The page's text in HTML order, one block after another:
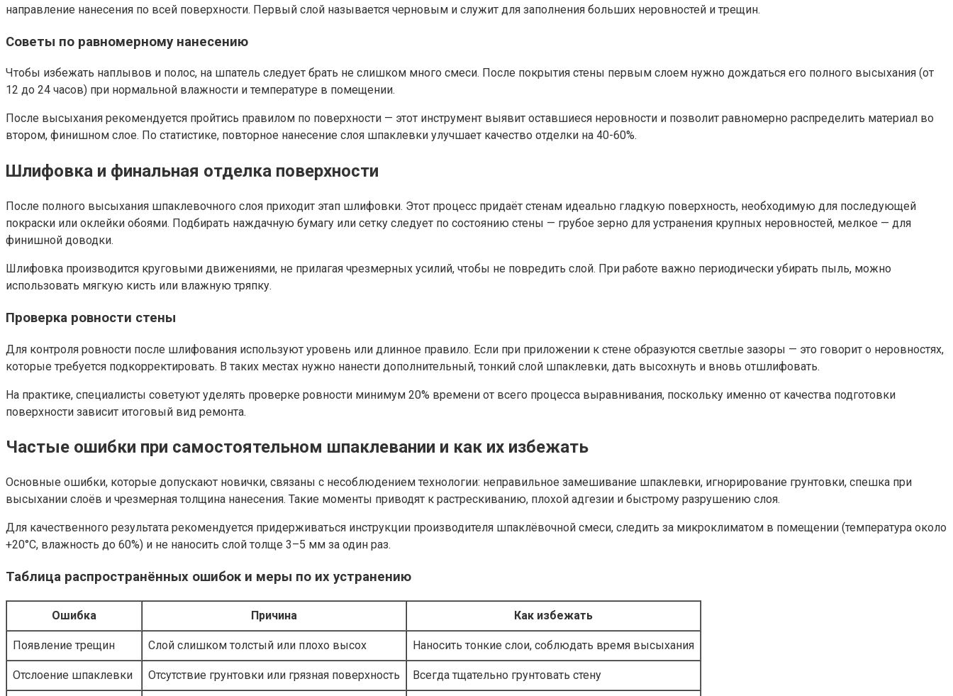
направление нанесения по всей поверхности. Первый слой называется черновым и служит для заполнения больших неровностей и трещин.
Советы по равномерному нанесению
Чтобы избежать наплывов и полос, на шпатель следует брать не слишком много смеси. После покрытия стены первым слоем нужно дождаться его полного высыхания (от
12 до 24 часов) при нормальной влажности и температуре в помещении.
После высыхания рекомендуется пройтись правилом по поверхности — этот инструмент выявит оставшиеся неровности и позволит равномерно распределить материал во
втором, финишном слое. По статистике, повторное нанесение слоя шпаклевки улучшает качество отделки на 40-60%.
Шлифовка и финальная отделка поверхности
После полного высыхания шпаклевочного слоя приходит этап шлифовки. Этот процесс придаёт стенам идеально гладкую поверхность, необходимую для последующей
покраски или оклейки обоями. Подбирать наждачную бумагу или сетку следует по состоянию стены — грубое зерно для устранения крупных неровностей, мелкое — для
финишной доводки.
Шлифовка производится круговыми движениями, не прилагая чрезмерных усилий, чтобы не повредить слой. При работе важно периодически убирать пыль, можно
использовать мягкую кисть или влажную тряпку.
Проверка ровности стены
Для контроля ровности после шлифования используют уровень или длинное правило. Если при приложении к стене образуются светлые зазоры — это говорит о неровностях,
которые требуется подкорректировать. В таких местах нужно нанести дополнительный, тонкий слой шпаклевки, дать высохнуть и вновь отшлифовать.
На практике, специалисты советуют уделять проверке ровности минимум 20% времени от всего процесса выравнивания, поскольку именно от качества подготовки
поверхности зависит итоговый вид ремонта.
Частые ошибки при самостоятельном шпаклевании и как их избежать
Основные ошибки, которые допускают новички, связаны с несоблюдением технологии: неправильное замешивание шпаклевки, игнорирование грунтовки, спешка при
высыхании слоёв и чрезмерная толщина нанесения. Такие моменты приводят к растрескиванию, плохой адгезии и быстрому разрушению слоя.
Для качественного результата рекомендуется придерживаться инструкции производителя шпаклёвочной смеси, следить за микроклиматом в помещении (температура около
+20°C, влажность до 60%) и не наносить слой толще 3–5 мм за один раз.
Таблица распространённых ошибок и меры по их устранению
Ошибка Причина Как избежать
Появление трещин Слой слишком толстый или плохо высох Наносить тонкие слои, соблюдать время высыхания
Отслоение шпаклевки Отсутствие грунтовки или грязная поверхность Всегда тщательно грунтовать стену